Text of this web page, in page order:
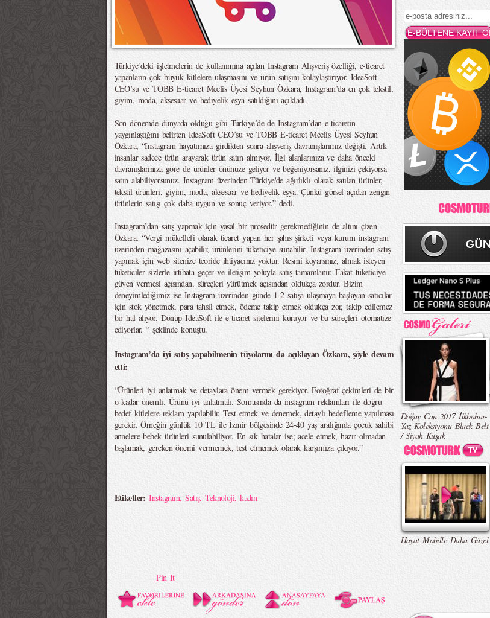
Türkiye’deki işletmelerin de kullanımına açılan Instagram Alışveriş özelliği, e-ticaret
yapanların çok büyük kitlelere ulaşmasını ve ürün satışını kolaylaştırıyor. IdeaSoft
CEO’su ve TOBB E-ticaret Meclis Üyesi Seyhun Özkara, Instagram’da en çok tekstil,
giyim, moda, aksesuar ve hediyelik eşya satıldığını açıkladı.
Son dönemde dünyada olduğu gibi Türkiye’de de Instagram’dan e-ticaretin
yaygınlaştığını belirten IdeaSoft CEO’su ve TOBB E-ticaret Meclis Üyesi Seyhun
Özkara, “Instagram hayatımıza girdikten sonra alışveriş davranışlarımız değişti. Artık
insanlar sadece ürün arayarak ürün satın almıyor. İlgi alanlarınıza ve daha önceki
davranışlarınıza göre de ürünler önünüze geliyor ve beğeniyorsanız, ilginizi çekiyorsa
satın alabiliyorsunuz. Instagram üzerinden Türkiye'de ağırlıklı olarak satılan ürünler,
tekstil ürünleri, giyim, moda, aksesuar ve hediyelik eşya. Çünkü görsel açıdan zengin
ürünlerin satışı çok daha uygun ve sonuç veriyor.” dedi.
Instagram’dan satış yapmak için yasal bir prosedür gerekmediğinin de altını çizen
Özkara, “Vergi mükellefi olarak ticaret yapan her şahıs şirketi veya kurum instagram
üzerinden mağazasını açabilir, ürünlerini tüketiciye sunabilir. Instagram üzerinden satış
yapmak için web sitenize teoride ihtiyacınız yoktur. Resmi koyarsınız, almak isteyen
tüketiciler sizlerle irtibata geçer ve iletişim yoluyla satış tamamlanır. Fakat tüketiciye
güven vermesi açısından, süreçleri yürütmek açısından oldukça zordur. Bizim
deneyimlediğimiz ise Instagram üzerinden günde 1-2 satışa ulaşmaya başlayan satıcılar
için stok yönetmek, para tahsil etmek, ödeme takip etmek oldukça zor, takip edilemez
bir hal alıyor. Dönüp IdeaSoft ile e-ticaret sitelerini kuruyor ve bu süreçleri otomatize
ediyorlar. “ şeklinde konuştu.
Instagram’da iyi satış yapabilmenin tüyolarını da açıklayan Özkara, şöyle devam
etti:
“Ürünleri iyi anlatmak ve detaylara önem vermek gerekiyor. Fotoğraf çekimleri de bir
o kadar önemli. Ürünü iyi anlatmalı. Sonrasında da instagram reklamları ile doğru
hedef kitlelere reklam yapılabilir. Test etmek ve denemek, detaylı hedefleme yapılması
gerekir. Örneğin günlük 10 TL ile İzmir bölgesinde 24-40 yaş aralığında çocuk sahibi
annelere bebek ürünleri sunulabiliyor. En sık hatalar ise; acele etmek, hazır olmadan
başlamak, gereken önemi vermemek, test etmemek olarak karşımıza çıkıyor.”
Etiketler:Instagram,Satış,Teknoloji,kadın
Pin It
Doğay Can 2017 İlkbahar-
Yaz Koleksiyonu Black Belt
/ Siyah Kuşak
Hayat Mobille Daha Güzel